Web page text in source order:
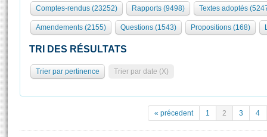
577 députés
Groupes politiques
Commissions et autres organes
Europe et International
Pétitions
Organisation de l'Assemblée
Présidence Conférence des Présidents Bureau Collège des
Statistiques et chiffres clés
( Constitution | Règlement de l'Assemblée ... )
Visite virtuelle du palais Bourbon
Assister à une séance
Comptes-rendus (23252) Rapports (9498) Textes adoptés
Amendements (2155) Questions (1543) Propositions (168)
TRI DES RÉSULTATS
Trier par pertinence Trier par date (X)
« précedent 1 2 3 4